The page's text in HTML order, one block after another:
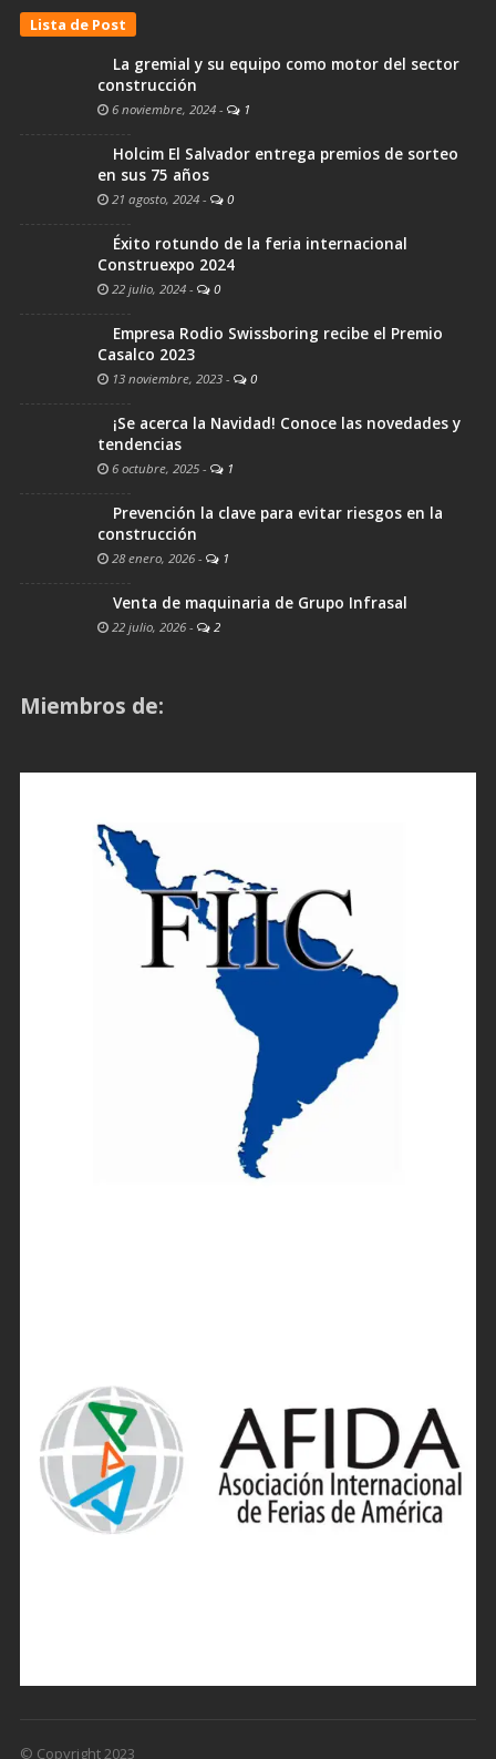
Lista de Post
La gremial y su equipo como motor del sector
construcción
6 noviembre, 2024 - 1
Holcim El Salvador entrega premios de sorteo
en sus 75 años
21 agosto, 2024 - 0
Éxito rotundo de la feria internacional
Construexpo 2024
22 julio, 2024 - 0
Empresa Rodio Swissboring recibe el Premio
Casalco 2023
13 noviembre, 2023 - 0
¡Se acerca la Navidad! Conoce las novedades y
tendencias
6 octubre, 2025 - 1
Prevención la clave para evitar riesgos en la
construcción
28 enero, 2026 - 1
Venta de maquinaria de Grupo Infrasal
22 julio, 2026 - 2
Miembros de:
© Copyright 2023